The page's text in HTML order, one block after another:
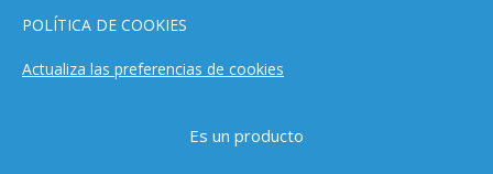
POLÍTICA DE COOKIES
Actualiza las preferencias de cookies
Es un producto